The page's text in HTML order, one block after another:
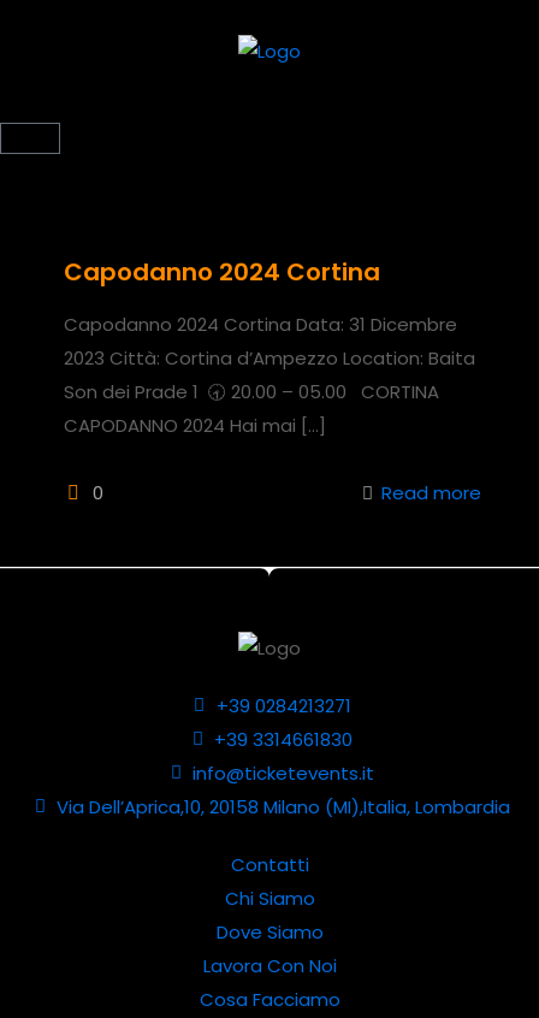
Capodanno 2024 Cortina
Capodanno 2024 Cortina Data: 31 Dicembre
2023 Città: Cortina d’Ampezzo Location: Baita
Son dei Prade 1 🕣 20.00 – 05.00 CORTINA
CAPODANNO 2024 Hai mai […]
0 Read more
+39 0284213271
+39 3314661830
info@ticketevents.it
Via Dell’Aprica,10, 20158 Milano (MI),Italia, Lombardia
Contatti
Chi Siamo
Dove Siamo
Lavora Con Noi
Cosa Facciamo